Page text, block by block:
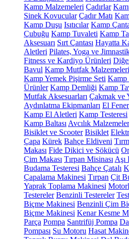
Kamp Malzemeleri Çadırlar
Sinek Kovucular Çadır Matı
Kamp Duşu Isıtıcılar Kamp
Çubuğu Kamp Tuvaleti Kamp
Aksesuarı Sırt Çantası Hayatta
Aletleri Pilates, Yoga ve
Fitness ve Kardiyo Ürünleri
Bavul Kamp Mutfak Malzemeleri
Kamp Yemek Pişirme Seti Kamp
Ürünler Kamp Demliği Kamp
Mutfak Aksesuarları Çakmak ve
Aydınlatma Ekipmanları El
Kamp El Aletleri Kamp Testeresi
Kamp Baltası Avcılık
Bisiklet ve Scooter Bisiklet
Çapa Kürek Bahçe Eldiveni
Makası Fide Dikici ve Sökücü
Çim Makası Tırpan Misinası Aşı
Budama Testeresi Bahçe Çatalı
Çapalama Makinesi Tırpan Çit
Yaprak Toplama Makinesi
Testereler Benzinli Testereler
Biçme Makinesi Benzinli Çim
Biçme Makinesi Kenar Kesme
Parça Pompa Santrifüj Pompa
Pompası Su Motoru Hasat